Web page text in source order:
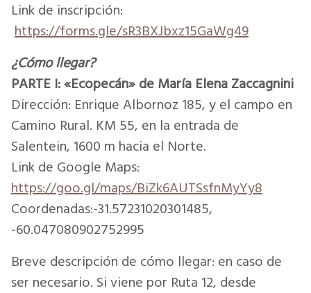
Link de inscripción:
https://forms.gle/sR3BXJbxz15GaWg49
¿Cómo llegar?
PARTE I: «Ecopecán» de María Elena Zaccagnini
Dirección: Enrique Albornoz 185, y el campo en
Camino Rural. KM 55, en la entrada de
Salentein, 1600 m hacia el Norte.
Link de Google Maps:
https://goo.gl/maps/BiZk6AUTSsfnMyYy8
Coordenadas:-31.57231020301485,
-60.047080902752995
Breve descripción de cómo llegar: en caso de
ser necesario. Si viene por Ruta 12, desde